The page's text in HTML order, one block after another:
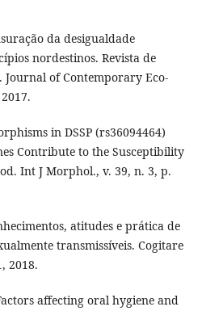
da desigualdade
nordestinos. Revista de
Journal of Contemporary Eco-
in DSSP (rs36094464)
Contribute to the Susceptibility
Int J Morphol., v. 39, n. 3, p.
atitudes e prática de
transmissíveis. Cogitare
2018.
affecting oral hygiene and